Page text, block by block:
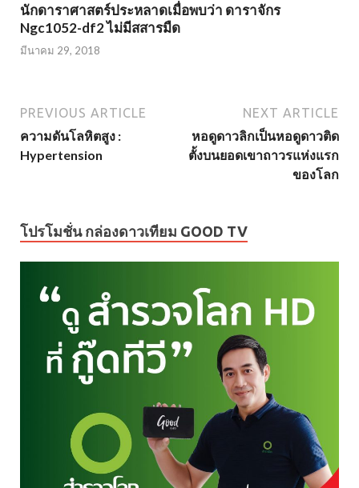
นักดาราศาสตร์ประหลาดเมื่อพบว่า ดาราจักร
Ngc1052-df2 ไม่มีสสารมืด
มีนาคม 29, 2018
PREVIOUS ARTICLE
ความดันโลหิตสูง :
Hypertension
NEXT ARTICLE
หอดูดาวลิกเป็นหอดูดาวติด
ตั้งบนยอดเขาถาวรแห่งแรก
ของโลก
โปรโมชั่น กล่องดาวเทียม GOOD TV